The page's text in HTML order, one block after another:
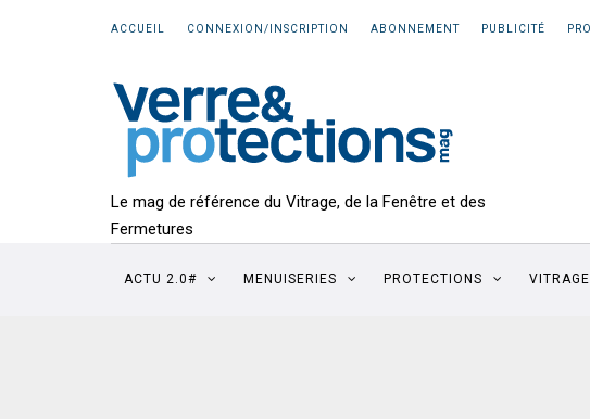
ACCUEIL CONNEXION/INSCRIPTION ABONNEMENT PUBLICITÉ
Le mag de référence du Vitrage, de la Fenêtre et des
Fermetures
ACTU 2.0# MENUISERIES PROTECTIONS